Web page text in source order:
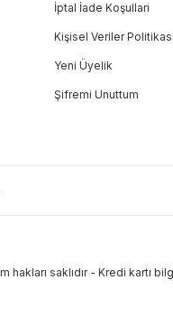
İptal İade Koşullari
Kişisel Veriler Politikası
Yeni Üyelik
Şifremi Unuttum
saklıdır - Kredi kartı